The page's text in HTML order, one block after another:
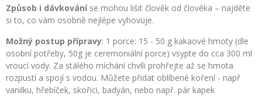
Způsob i dávkováníse mohou lišit člověk od člověka – najděte
si to, co vám osobně nejlépe vyhovuje.
Možný postup přípravy: 1 porce: 15 - 50 g kakaové hmoty (dle
osobní potřeby, 50g je ceremoniální porce) vsypte do cca 300 ml
vroucí vody. Za stálého míchání chvíli prohřejte až se hmota
rozpustí a spojí s vodou. Můžete přidat oblíbené koření - např
vanilku, hřebíček, skořici, badyán, nebo např. pár kapek